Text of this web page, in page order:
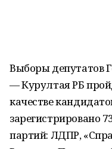
Выборы депутатов
— Курултая РБ
качестве
зарегистрировано
партий: ЛДПР,